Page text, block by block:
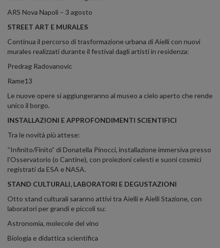
ARS Nova Napoli – 3 agosto
STREET ART E MURALES
Continua il percorso di trasformazione urbana di Aielli con nuovi
murales realizzati durante il festival dagli artisti in residenza:
Predrag Radovanovic
Rame13
Le nuove opere si aggiungeranno al museo a cielo aperto che rende
unico il borgo.
INSTALLAZIONI E APPROFONDIMENTI SCIENTIFICI
Tra le novità più attese:
“Infinito/Finito” di Donatella Pinocci, installazione immersiva presso
l’Osservatorio (o Cantine), con proiezioni celesti e suoni cosmici
registrati da ESA e NASA.
STAND CULTURALI, LABORATORI E DEGUSTAZIONI
Otto stand culturali saranno attivi tra Aielli e Aielli Stazione, con
laboratori per grandi e piccoli su:
Astronomia, molecole del vino
Biologia e didattica scientifica